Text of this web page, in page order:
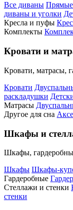
Все диваны
диваны и уголки
Кресла и пуфы
Комплекты
Кровати и
Кровати, матрасы,
Кровати
раскладушки
Матрасы
Другое для сна
Шкафы и
Шкафы,
Шкафы Шкафы-
Гардеробные
Стеллажи и стенки
стенки